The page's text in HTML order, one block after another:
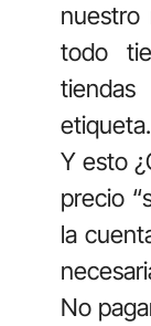
nuestro
todo
Y esto
precio
la
No